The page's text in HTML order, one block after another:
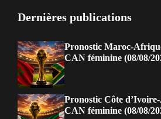
Dernières publications
Pronostic Maroc-
CAN féminine (08/08/
Pronostic Côte
CAN féminine (08/08/